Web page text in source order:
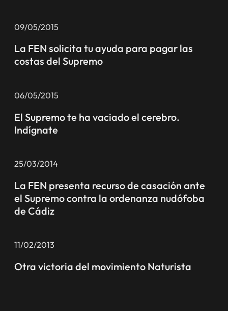
09/05/2015
La FEN solicita tu ayuda para pagar las
costas del Supremo
06/05/2015
El Supremo te ha vaciado el cerebro.
Indígnate
25/03/2014
La FEN presenta recurso de casación ante
el Supremo contra la ordenanza nudófoba
de Cádiz
11/02/2013
Otra victoria del movimiento Naturista